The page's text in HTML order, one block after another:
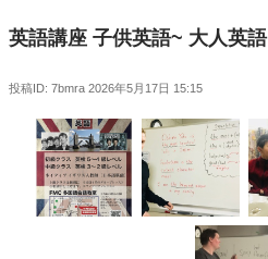
英語講座 子供英語~ 大人英語
投稿ID: 7bmra 2026年5月17日 15:15